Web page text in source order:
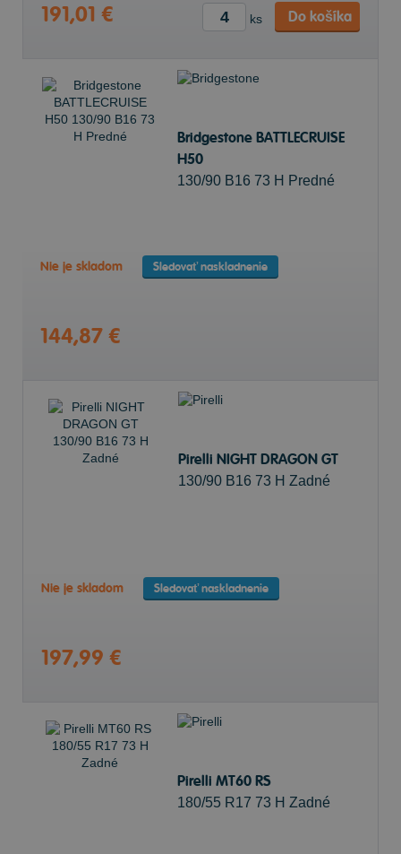
191,01 € ks Do košíka
Bridgestone BATTLECRUISE
H50
130/90 B16 73 H Predné
Nie je skladom Sledovať naskladnenie
144,87 €
Pirelli NIGHT DRAGON GT
130/90 B16 73 H Zadné
Nie je skladom Sledovať naskladnenie
197,99 €
Pirelli MT60 RS
180/55 R17 73 H Zadné